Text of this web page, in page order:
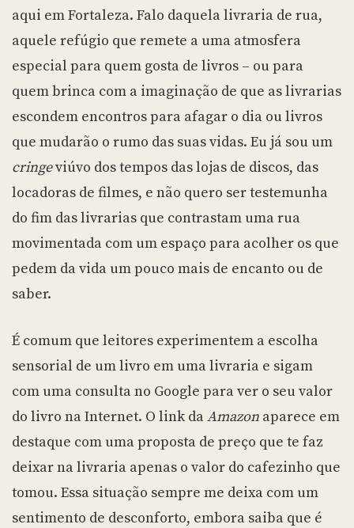
aqui em Fortaleza. Falo daquela livraria de rua,
aquele refúgio que remete a uma atmosfera
especial para quem gosta de livros – ou para
quem brinca com a imaginação de que as livrarias
escondem encontros para afagar o dia ou livros
que mudarão o rumo das suas vidas. Eu já sou um
cringeviúvo dos tempos das lojas de discos, das
locadoras de filmes, e não quero ser testemunha
do fim das livrarias que contrastam uma rua
movimentada com um espaço para acolher os que
pedem da vida um pouco mais de encanto ou de
saber.
É comum que leitores experimentem a escolha
sensorial de um livro em uma livraria e sigam
com uma consulta no Google para ver o seu valor
do livro na Internet. O link daAmazon aparece em
destaque com uma proposta de preço que te faz
deixar na livraria apenas o valor do cafezinho que
tomou. Essa situação sempre me deixa com um
sentimento de desconforto, embora saiba que é